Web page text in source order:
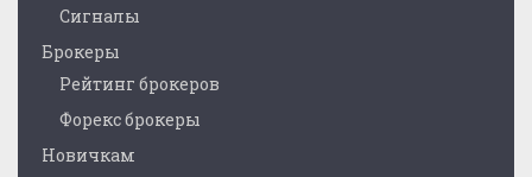
Сигналы
Брокеры
Рейтинг брокеров
Форекс брокеры
Новичкам